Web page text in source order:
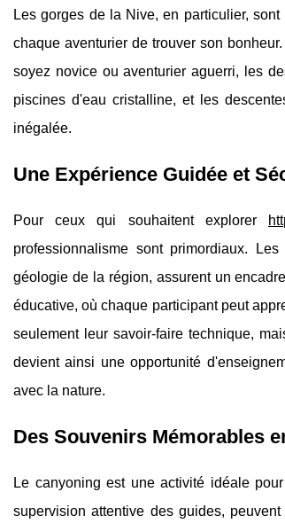
Les gorges de la Nive, en particulier,
chaque aventurier de trouver son
soyez novice ou aventurier aguerri, les
piscines d'eau cristalline, et les
inégalée.
Une Expérience Guidée et
Pour ceux qui souhaitent explorer
professionnalisme sont primordiaux.
géologie de la région, assurent un
éducative, où chaque participant peut
seulement leur savoir-faire technique,
devient ainsi une opportunité
avec la nature.
Des Souvenirs Mémorables
Le canyoning est une activité idéale
supervision attentive des guides,